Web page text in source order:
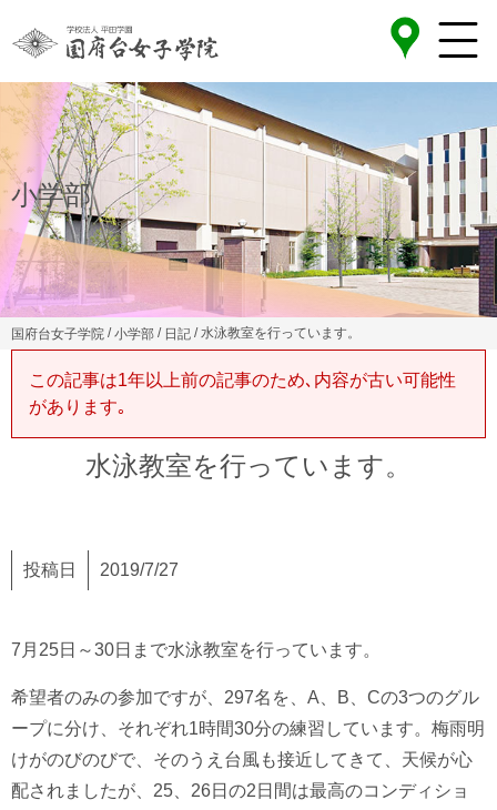
小学部
国府台女子学院 /小学部 / 日記 / 水泳教室を行っています。
この記事は1年以上前の記事のため､内容が古い可能性
があります｡
水泳教室を行っています。
投稿日 2019/7/27
7月25日～30日まで水泳教室を行っています。
希望者のみの参加ですが、297名を、A、B、Cの3つのグル
ープに分け、それぞれ1時間30分の練習しています。梅雨明
けがのびのびで、そのうえ台風も接近してきて、天候が心
配されましたが、25、26日の2日間は最高のコンディショ